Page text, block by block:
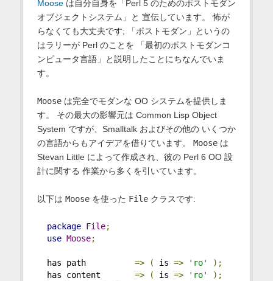
Mooseは自分自身を「Perl 5 のためのポストモダン
オブジェクトシステム」と 宣伝しています。 怖が
らなくても大丈夫です; 「ポストモダン」というの
はラリーが Perl のことを 「最初のポストモダンコ
ンピュータ言語」と説明したことにちなんでいま
す。
Mooseは完全でモダンな OO システムを提供しま
す。 その最大の影響元は Common Lisp Object
System ですが、Smalltalk およびその他の いくつか
の言語からもアイデアを借りています。 Mooseは
Stevan Little によって作成され、彼の Perl 6 OO 設
計に関する 作業から多くを引いています。
以下は Mooseを使った Fileクラスです:
package File;
use Moose;
has path => ( is => 'ro'
);
has content => ( is => 'ro'
);